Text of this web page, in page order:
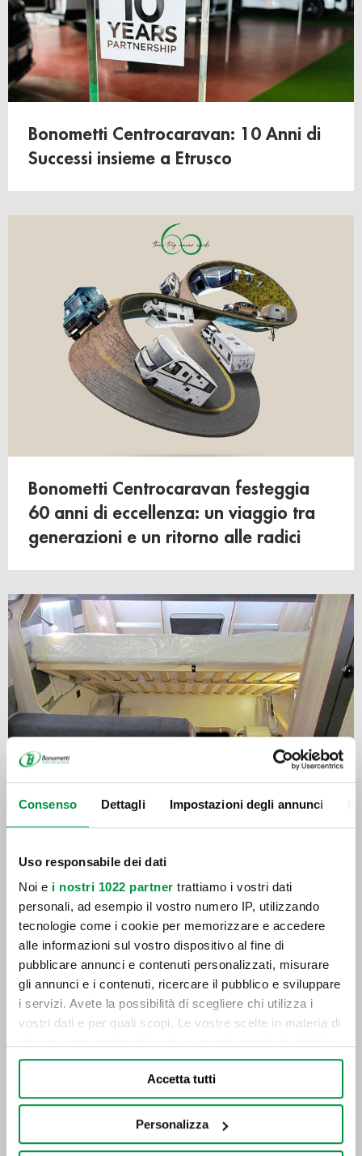
Consenso Dettagli Impostazioni degli annunci
Uso responsabile dei dati
Noi e i nostri 1022 partner trattiamo i vostri dati
personali, ad esempio il vostro numero IP, utilizzando
tecnologie come i cookie per memorizzare e accedere
alle informazioni sul vostro dispositivo al fine di
pubblicare annunci e contenuti personalizzati, misurare
gli annunci e i contenuti, ricercare il pubblico e sviluppare
i servizi. Avete la possibilità di scegliere chi utilizza i
vostri dati e per quali scopi. Le vostre scelte in materia di
in cui avete effettuato le vostre scelte. È possibile
modificare o revocare il proprio consenso in qualsiasi
momento dalla Dichiarazione sui cookie o facendo clic
sull'icona di attivazione della privacy.
Accetta tutti
Personalizza
Bonometti Centrocaravan: 10 Anni di
Successi insieme a Etrusco
Bonometti Centrocaravan festeggia
60 anni di eccellenza: un viaggio tra
generazioni e un ritorno alle radici
Come caricare una caravan